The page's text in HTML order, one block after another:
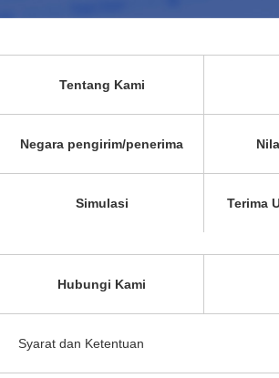
Tentang Kami
Negara pengirim/penerima
Simulasi
Terima
Hubungi Kami
Syarat dan Ketentuan